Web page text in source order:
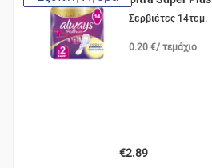
Σερβιέτες 14τεμ.
0.20 €/ τεμάχιο
€2.89